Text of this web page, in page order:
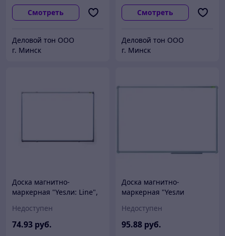
Смотреть
Деловой тон ООО
г. Минск
Смотреть
Деловой тон ООО
г. Минск
Доска магнитно-
маркерная "Yesли: Line",
Недоступен
74.93 руб.
Доска магнитно-
маркерная "Yesли
Недоступен
95.88 руб.